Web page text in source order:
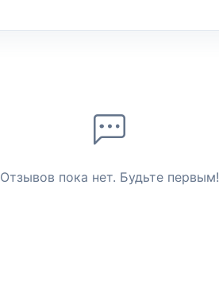
Отзывов пока нет. Будьте первым!